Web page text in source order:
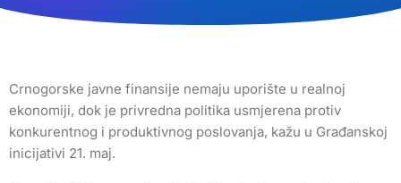
Crnogorske javne finansije nemaju uporište u realnoj
ekonomiji, dok je privredna politika usmjerena protiv
konkurentnog i produktivnog poslovanja, kažu u Građanskoj
inicijativi 21. maj.